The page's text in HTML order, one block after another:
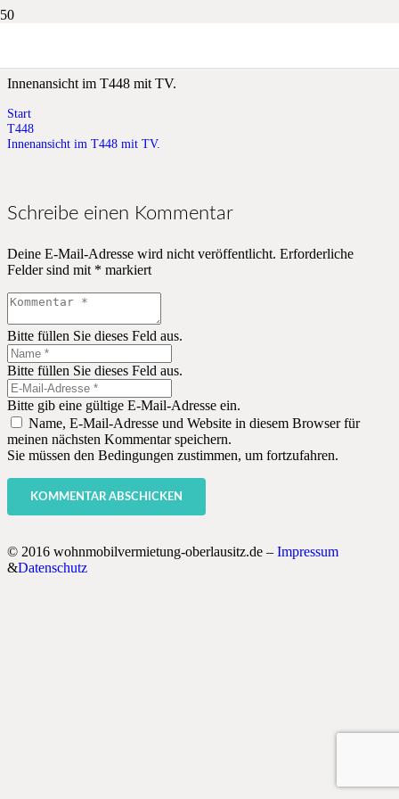
Innenansicht im T448 mit TV.
Start
T448
Innenansicht im T448 mit TV.
Schreibe einen Kommentar
Deine E-Mail-Adresse wird nicht veröffentlicht. Erforderliche
Felder sind mit * markiert
Bitte füllen Sie dieses Feld aus.
Bitte füllen Sie dieses Feld aus.
Bitte gib eine gültige E-Mail-Adresse ein.
Name, E-Mail-Adresse und Website in diesem Browser für
meinen nächsten Kommentar speichern.
Sie müssen den Bedingungen zustimmen, um fortzufahren.
KOMMENTAR ABSCHICKEN
© 2016 wohnmobilvermietung-oberlausitz.de – Impressum
&Datenschutz